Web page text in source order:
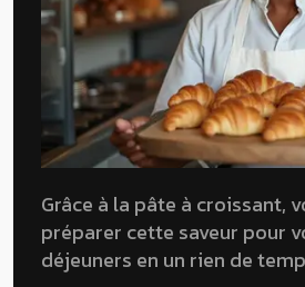
Grâce à la pâte à croissant,
préparer cette saveur pour
déjeuners en un rien de